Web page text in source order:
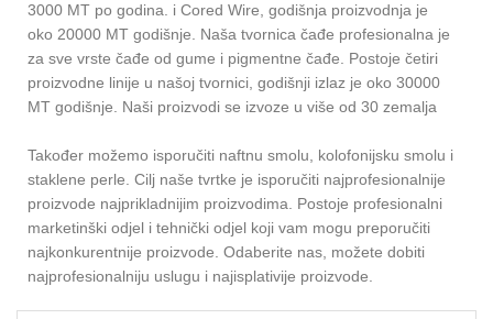
3000 MT po godina. i Cored Wire, godišnja proizvodnja je
oko 20000 MT godišnje. Naša tvornica čađe profesionalna je
za sve vrste čađe od gume i pigmentne čađe. Postoje četiri
proizvodne linije u našoj tvornici, godišnji izlaz je oko 30000
MT godišnje. Naši proizvodi se izvoze u više od 30 zemalja
Također možemo isporučiti naftnu smolu, kolofonijsku smolu i
staklene perle. Cilj naše tvrtke je isporučiti najprofesionalnije
proizvode najprikladnijim proizvodima. Postoje profesionalni
marketinški odjel i tehnički odjel koji vam mogu preporučiti
najkonkurentnije proizvode. Odaberite nas, možete dobiti
najprofesionalniju uslugu i najisplativije proizvode.